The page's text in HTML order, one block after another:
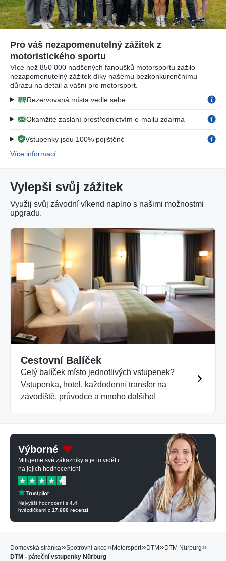
Pro váš nezapomenutelný zážitek z
motoristického sportu
Více než 850 000 nadšených fanoušků motorsportu zažilo
nezapomenutelný zážitek díky našemu bezkonkurenčnímu
důrazu na detail a vášni pro motorsport.
Rezervovaná místa vedle sebe
Okamžité zaslání prostřednictvím e-mailu zdarma
Vstupenky jsou 100% pojištěné
Více informací
Vylepši svůj zážitek
Využij svůj závodní víkend naplno s našimi možnostmi
upgradu.
Cestovní Balíček
Celý balíček místo jednotlivých vstupenek?
Vstupenka, hotel, každodenní transfer na
závodiště, průvodce a mnoho dalšího!
Výborné
Milujeme své zákazníky a je to vidět i
na jejich hodnoceních!
Nejvyšší hodnocení s 4.4
hvězdičkami z 17.600 recenzí
Domovská stránka»Spotrovní akce»Motorsport»DTM»DTM Nürburg»
DTM - páteční vstupenky Nürburg